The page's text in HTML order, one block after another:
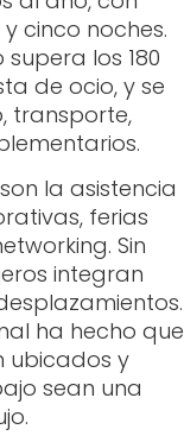
cinco noches.
los 180
de ocio, y se
transporte,
la asistencia
ferias
Sin
integran
ha hecho que
ubicados y
sean una